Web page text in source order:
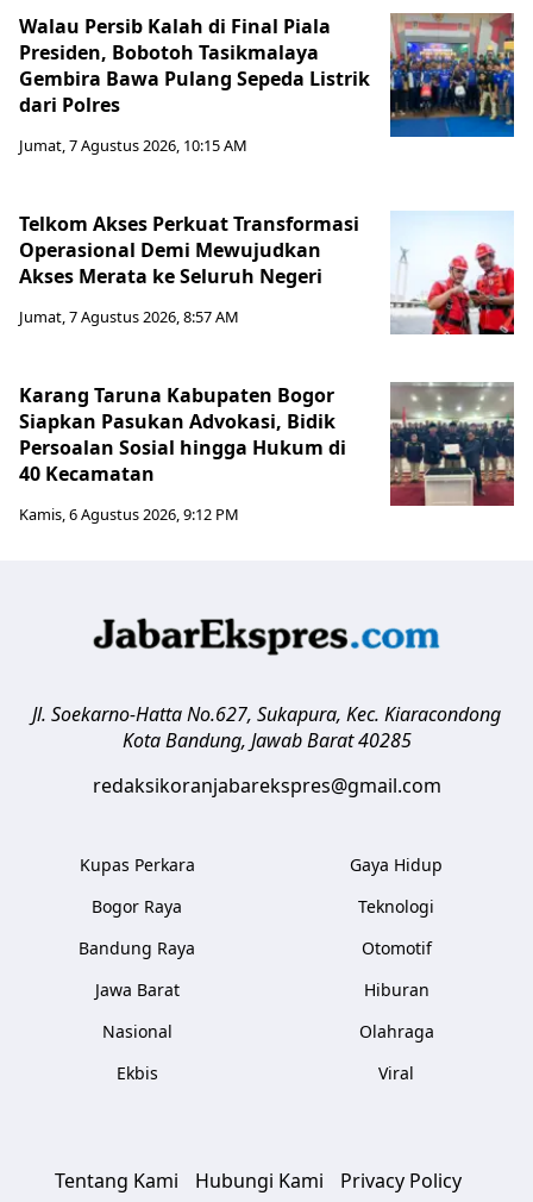
Walau Persib Kalah di Final Piala
Presiden, Bobotoh Tasikmalaya
Gembira Bawa Pulang Sepeda Listrik
dari Polres
Jumat, 7 Agustus 2026, 10:15 AM
Telkom Akses Perkuat Transformasi
Operasional Demi Mewujudkan
Akses Merata ke Seluruh Negeri
Jumat, 7 Agustus 2026, 8:57 AM
Karang Taruna Kabupaten Bogor
Siapkan Pasukan Advokasi, Bidik
Persoalan Sosial hingga Hukum di
40 Kecamatan
Kamis, 6 Agustus 2026, 9:12 PM
Jl. Soekarno-Hatta No.627, Sukapura, Kec. Kiaracondong
Kota Bandung, Jawab Barat 40285
redaksikoranjabarekspres@gmail.com
Kupas Perkara
Bogor Raya
Bandung Raya
Jawa Barat
Nasional
Ekbis
Gaya Hidup
Teknologi
Otomotif
Hiburan
Olahraga
Viral
Tentang Kami Hubungi Kami Privacy Policy